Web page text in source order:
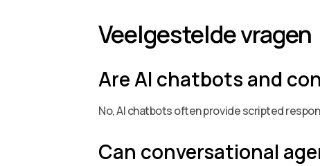
Veelgestelde vragen
Are AI chatbots and
No, AI chatbots often provide scripted
Can conversational